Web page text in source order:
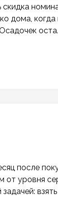
дома, когда
после
от уровня